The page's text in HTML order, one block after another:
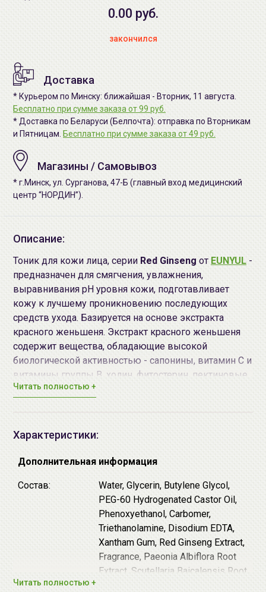
0.00 руб.
закончился
Доставка
* Курьером по Минску: ближайшая - Вторник, 11 августа.
Бесплатно при сумме заказа от 99 руб.
* Доставка по Беларуси (Белпочта): отправка по Вторникам
и Пятницам. Бесплатно при сумме заказа от 49 руб.
Магазины / Самовывоз
* г.Минск, ул. Сурганова, 47-Б (главный вход медицинский
центр “НОРДИН”).
Описание:
Тоник для кожи лица, серии Red Ginseng от EUNYUL -
предназначен для смягчения, увлажнения,
выравнивания рН уровня кожи, подготавливает
кожу к лучшему проникновению последующих
средств ухода. Базируется на основе экстракта
красного женьшеня. Экстракт красного женьшеня
содержит вещества, обладающие высокой
биологической активностью - сапонины, витамин С и
витамины группы В, холин, фитостерин, пектиновые
и смолистые вещества, соли фосфора, кадмия,
оказывает омолаживающее действие на кожу,
солевой баланс. Экспериментально доказано, что
клеток эпидермиса, скорость которого значительно
уменьшается в стареющей коже, положительно
влияют на синтез коллагена дермы, уменьшают
отечность. Благодаря витаминам С и Е экстракт
женьшеня защищает от преждевременного
старения клетки кожи.
Средство рекомендовано к применению для зрелой
кожи любого типа.
Читать полностью +
Характеристики:
Дополнительная информация
Состав:
Water, Glycerin, Butylene Glycol,
PEG-60 Hydrogenated Castor Oil,
Phenoxyethanol, Carbomer,
Triethanolamine, Disodium EDTA,
Xantham Gum, Red Ginseng Extract,
Fragrance, Paeonia Albiflora Root
Extract, Scutellaria Baicalensis Root
Читать полностью +